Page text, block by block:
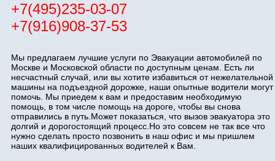
+7(495)235-03-07
+7(916)908-37-53
Мы предлагаем лучшие услуги по Эвакуации автомобилей по
Москве и Московской области по доступным ценам. Есть ли
несчастный случай, или вы хотите избавиться от нежелательной
машины на подъездной дорожке, наши опытные водители могут
помочь. Мы приедем к вам и предоставим необходимую
помощь, в том числе помощь на дороге, чтобы вы снова
отправились в путь.Может показаться, что вызов эвакуатора это
долгий и дорогостоящий процесс.Но это совсем не так все что
нужно сделать просто позвонить в наш офис и мы пришлем
наших квалифицированных водителей к Вам.